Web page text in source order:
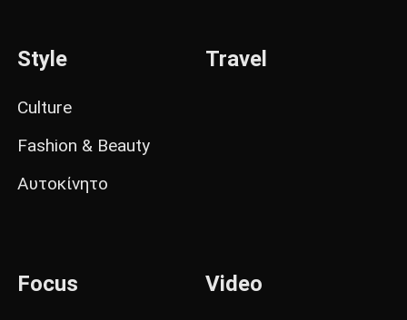
Style
Culture
Fashion & Beauty
Αυτοκίνητο
Travel
Focus Video